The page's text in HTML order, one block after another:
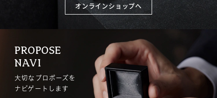
オンラインショップへ
PROPOSE
NAVI
大切なプロポーズを
ナビゲートします